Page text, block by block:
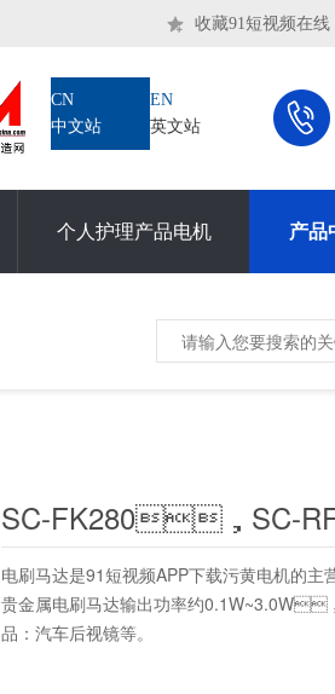
收藏91短视频在线
CN
中文站
EN
英文站
个人护理产品电机 产品
SC-FK280，SC-
电刷马达是91短视频APP下载污黄电机的主营
贵金属电刷马达输出功率约0.1W~3.0W，
品：汽车后视镜等。